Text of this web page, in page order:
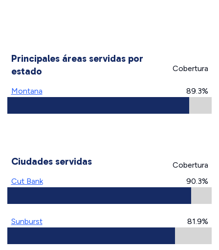
Principales áreas servidas por
estado
Cobertura
Montana 89.3%
Ciudades servidas
Cobertura
Cut Bank
90.3%
Sunburst 81.9%